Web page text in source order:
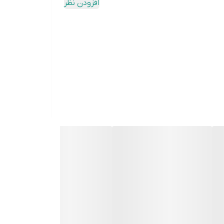
افزودن نظر